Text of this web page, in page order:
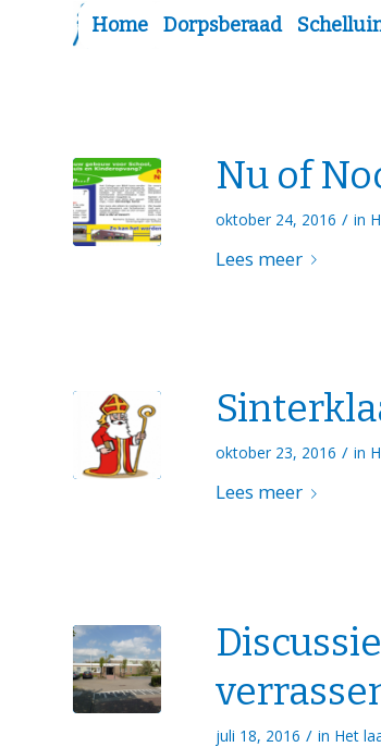
Home Dorpsberaad
Nu of
oktober 24, 2016 / in
Lees meer
oktober 23, 2016 / in
Lees meer
juli 18, 2016 / in Het